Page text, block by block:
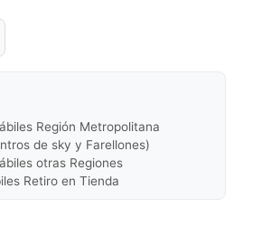
Región Metropolitana
de sky y Farellones)
otras Regiones
Retiro en Tienda